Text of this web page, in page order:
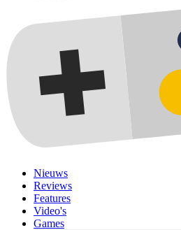
Nieuws
Reviews
Features
Video's
Games